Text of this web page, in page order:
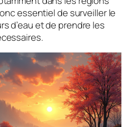
essentiel de surveiller le
d’eau et de prendre les